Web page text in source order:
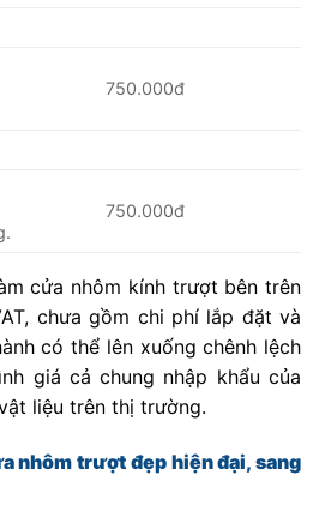
750.000đ
750.000đ
cửa nhôm kính trượt bên trên
chưa gồm chi phí lắp đặt và
có thể lên xuống chênh lệch
giá cả chung nhập khẩu của
liệu trên thị trường.
nhôm trượt đẹp hiện đại, sang